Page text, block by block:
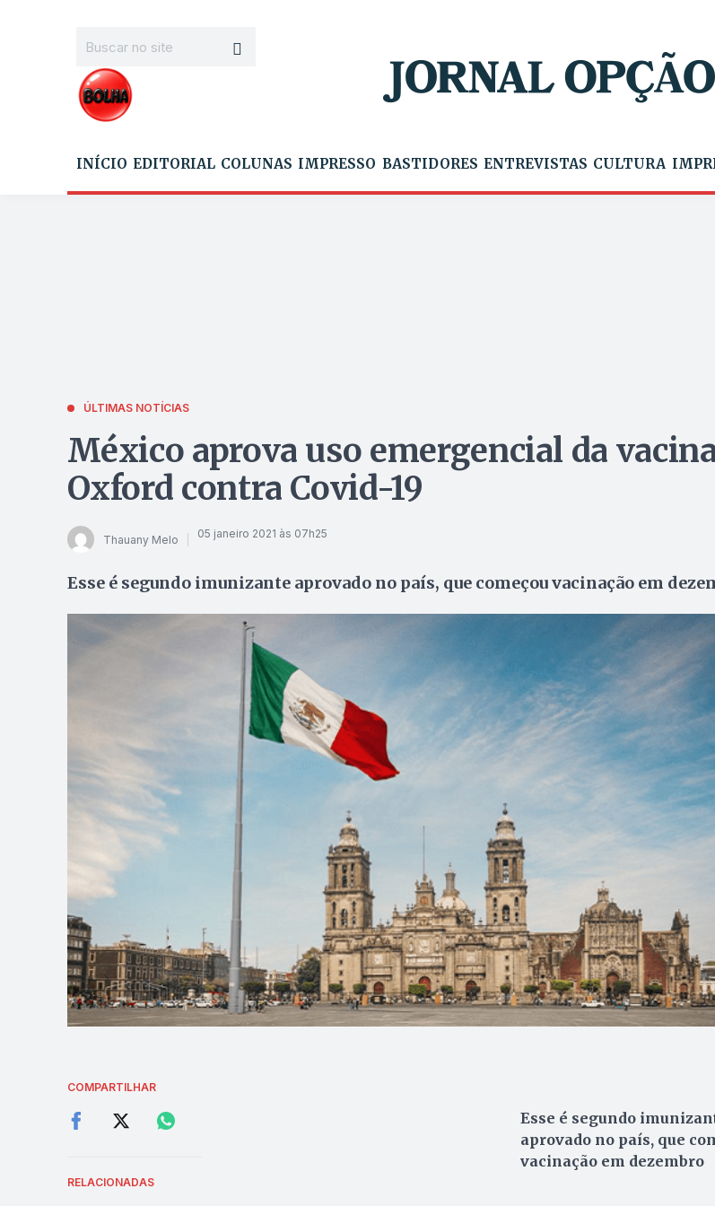
INÍCIO EDITORIAL COLUNAS IMPRESSO BASTIDORES ENTREVISTAS CULTURA
ÚLTIMAS NOTÍCIAS
México aprova uso emergencial da
Oxford contra Covid-19
Thauany Melo 05 janeiro 2021 às 07h25
Esse é segundo imunizante aprovado no país, que começou vacinação em
COMPARTILHAR
RELACIONADAS
Esse é segundo
aprovado no país, que
vacinação em dezembro